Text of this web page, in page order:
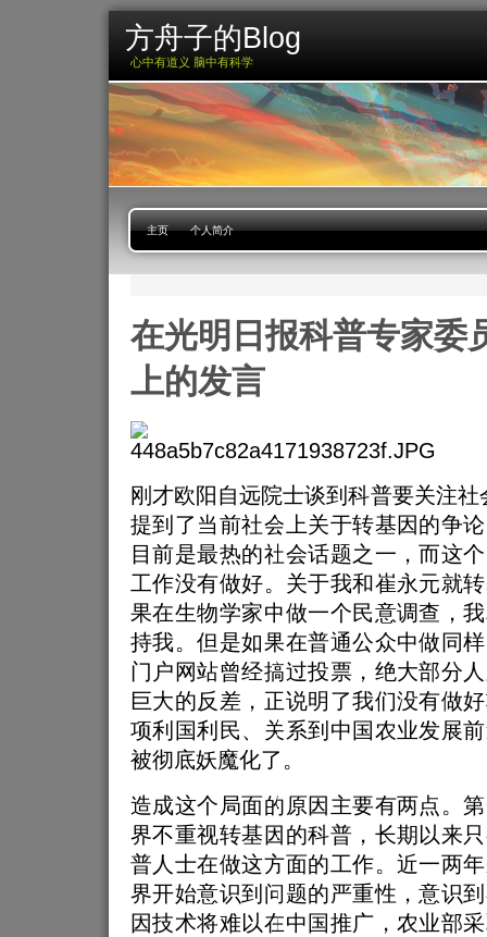
方舟子的Blog
心中有道义 脑中有科学
主页 个人简介
在光明日报科普专家委
上的发言
刚才欧阳自远院士谈到科普要关注社
提到了当前社会上关于转基因的争
目前是最热的社会话题之一，而这
工作没有做好。关于我和崔永元就
果在生物学家中做一个民意调查，
持我。但是如果在普通公众中做同
门户网站曾经搞过投票，绝大部分
巨大的反差，正说明了我们没有做
项利国利民、关系到中国农业发展
被彻底妖魔化了。
造成这个局面的原因主要有两点。
界不重视转基因的科普，长期以来
普人士在做这方面的工作。近一两
界开始意识到问题的严重性，意识
因技术将难以在中国推广，农业部